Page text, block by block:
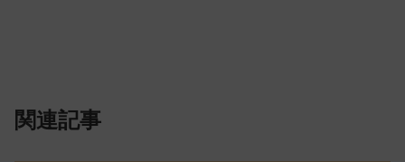
関連記事